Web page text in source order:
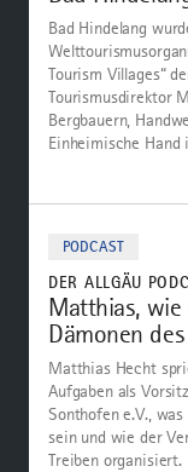
Bad Hindelang
Tourism Villages“
Tourismusdirektor
Bergbauern,
Einheimische Hand
PODCAST
DER ALLGÄU
Matthias,
Dämonen
Matthias Hecht
Aufgaben als
Sonthofen e.V.,
sein und wie der
Treiben organisiert.